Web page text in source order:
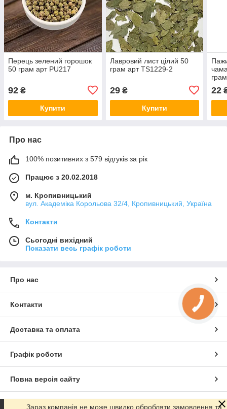
Перець зелений горошок
50 грам арт PU217
92 ₴
Купити
Лавровий лист цілий 50
грам арт TS1229-2
29₴
Купити
22
Про нас
100% позитивних з 579 відгуків за рік
Працює з 20.02.2018
м. Кропивницький
вул. Академіка Корольова 32/4, Кропивницький, Україна
Контакти
Сьогодні вихідний
Показати весь графік роботи
Про нас
Контакти
Доставка та оплата
Графік роботи
Повна версія сайту
Сайт створено на маркетплейсі Prom.ua
Зараз компанія не може швидко обробляти замовлення та